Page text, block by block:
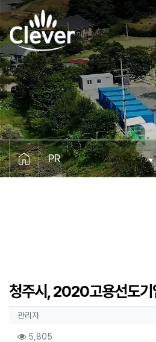
청주시, 2020고용선도
작성자 정보
관리자작성
컨텐츠 정보
5,805